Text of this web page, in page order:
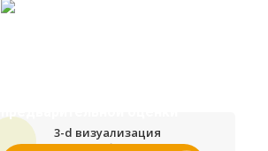
3-d визуализация